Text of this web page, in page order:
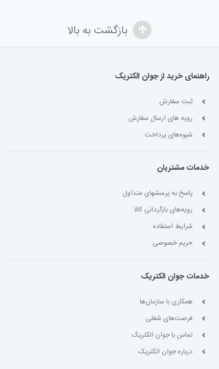
بازگشت به بالا
راهنمای خرید از جوان الکتریک
ثبت سفارش
رویه های ارسال سفارش
شیوه‌های پرداخت
خدمات مشتریان
پاسخ به پرسشهای متداول
رویه‌های بازگردانی کالا
شرایط استفاده
حریم خصوصی
خدمات جوان الکتریک
همکاری با سازمان‌ها
فرصت‌های شغلی
تماس با جوان الکتریک
درباره جوان الکتریک